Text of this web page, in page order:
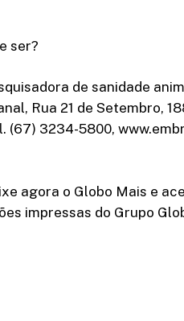
ser?
de sanidade
Rua 21 de Setembro,
(67) 3234-5800,
agora o Globo Mais e
impressas do Grupo